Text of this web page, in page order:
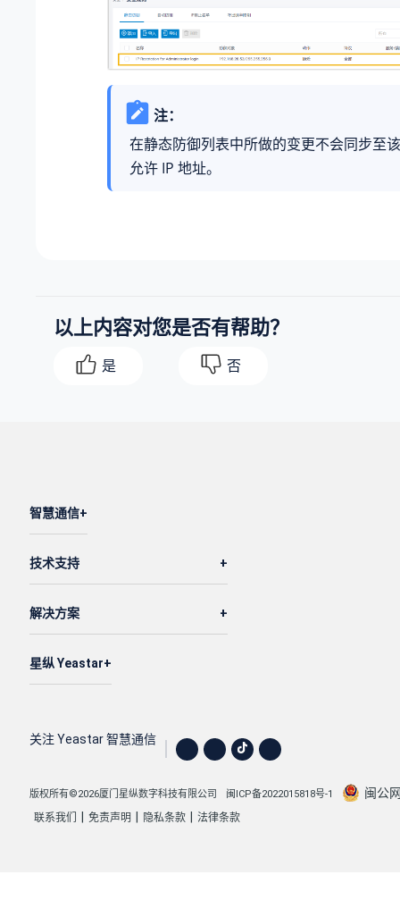
注：
在静态防御列表中所做的变更不会同步至
允许 IP 地址。
以上内容对您是否有帮助？
是 否
智慧通信
技术支持
解决方案
星纵 Yeastar
关注 Yeastar 智慧通信
版权所有©2026厦门星纵数字科技有限公司 闽ICP备2022015818号-1 闽公
联系我们 免责声明 隐私条款 法律条款